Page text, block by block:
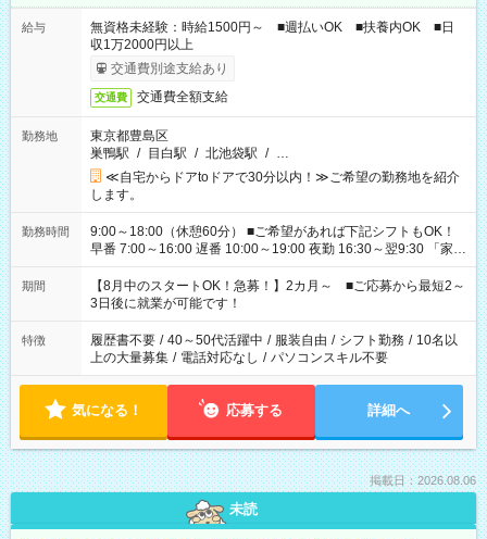
給与
無資格未経験：時給1500円～ ■週払いOK ■扶養内OK ■日
収1万2000円以上
交通費別途支給あり
交通費 交通費全額支給
勤務地
東京都豊島区
巣鴨駅 / 目白駅 / 北池袋駅 / …
≪自宅からドアtoドアで30分以内！≫ご希望の勤務地を紹介
します。
勤務時間
9:00～18:00（休憩60分） ■ご希望があれば下記シフトもOK！
早番 7:00～16:00 遅番 10:00～19:00 夜勤 16:30～翌9:30 「家族
と休みを合わせたい」 「余裕を持って夕飯の準備がしたい」
「できれば残業はしたくない」 など、ご希望を教えてください
ね。 ※Wワーク希望の方へ 今ご覧のお仕事で希望する勤務時間
と、もう1つのお仕事の勤務時間。 合計で週40時間を超える場
合は応募できません。
期間
【8月中のスタートOK！急募！】2カ月～ ■ご応募から最短2～
3日後に就業が可能です！
特徴 履歴書不要 / 40～50代活躍中 / 服装自由 / シフト勤務 / 10名以
上の大量募集 / 電話対応なし / パソコンスキル不要
気になる！ 応募する 詳細へ
掲載日：2026.08.06
未読